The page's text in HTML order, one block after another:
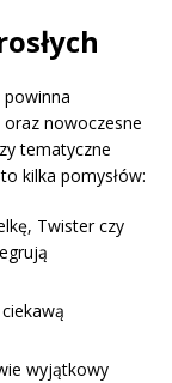
nowoczesne
tematyczne
kilka pomysłów:
Twister czy
wyjątkowy